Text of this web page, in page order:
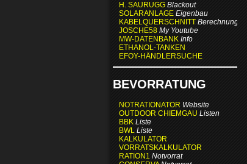
H. SAURUGG Blackout
SOLARANLAGE Eigenbau
KABELQUERSCHNITT Berechnung
JOSCHE58 My Youtube
MW-DATENBANK Info
ETHANOL-TANKEN
EFOY-HÄNDLERSUCHE
BEVORRATUNG
NOTRATIONATOR Website
OUTDOOR CHIEMGAU Listen
BBK Liste
BWL Liste
KALKULATOR
VORRATSKALKULATOR
RATION1 Notvorrat